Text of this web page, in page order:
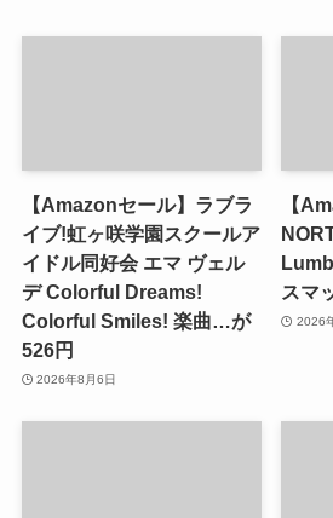
【Amazonセール】ラブラ
イブ!虹ヶ咲学園スクールア
イドル同好会 エマ ヴェル
デ Colorful Dreams!
Colorful Smiles! 楽曲…が
526円
2026年8月6日
【
スマ
2026